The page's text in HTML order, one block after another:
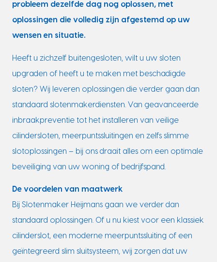
probleem dezelfde dag nog oplossen, met
oplossingen die volledig zijn afgestemd op uw
wensen en situatie.
Heeft u zichzelf buitengesloten, wilt u uw sloten
upgraden of heeft u te maken met beschadigde
sloten? Wij leveren oplossingen die verder gaan dan
standaard slotenmakerdiensten. Van geavanceerde
inbraakpreventie tot het installeren van veilige
cilindersloten, meerpuntssluitingen en zelfs slimme
slotoplossingen – bij ons draait alles om een optimale
beveiliging van uw woning of bedrijfspand.
De voordelen van maatwerk
Bij Slotenmaker Heijmans gaan we verder dan
standaard oplossingen. Of u nu kiest voor een klassiek
cilinderslot, een moderne meerpuntssluiting of een
geïntegreerd slim sluitsysteem, wij zorgen dat uw